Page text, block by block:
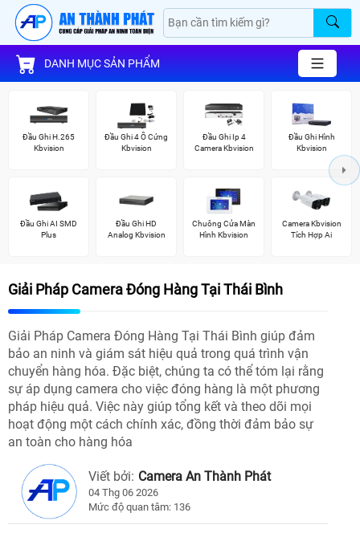
DANH MỤC SẢN PHẨM
Đầu Ghi H.265
Kbvision
Đầu Ghi 4 Ổ Cứng
Kbvision
Đầu Ghi Ip 4
Camera Kbvision
Đầu Ghi Hình
Kbvision
Đầu Ghi AI SMD
Plus
Đầu Ghi HD
Analog Kbvision
Chuông Cửa Màn
Hình Kbvision
Camera Kbvision
Tích Hợp Ai
Giải Pháp Camera Đóng Hàng Tại Thái Bình
Giải Pháp Camera Đóng Hàng Tại Thái Bình giúp đảm
bảo an ninh và giám sát hiệu quả trong quá trình vận
chuyển hàng hóa. Đặc biệt, chúng ta có thể tóm lại rằng
sự áp dụng camera cho việc đóng hàng là một phương
pháp hiệu quả. Việc này giúp tổng kết và theo dõi mọi
hoạt động một cách chính xác, đồng thời đảm bảo sự
an toàn cho hàng hóa
Viết bởi: Camera An Thành Phát
04 Thg 06 2026
Mức độ quan tâm: 136